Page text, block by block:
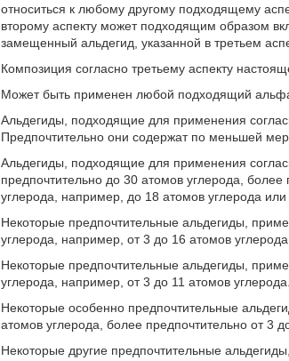
относиться к любому другому подходящему
второму аспекту может подходящим образом
замещенный альдегид, указанной в третьем
Композиция согласно третьему аспекту
Может быть применен любой подходящий
Альдегиды, подходящие для применения
Предпочтительно они содержат по меньшей
Альдегиды, подходящие для применения
предпочтительно до 30 атомов углерода,
углерода, например, до 18 атомов углерода или
Некоторые предпочтительные альдегиды,
углерода, например, от 3 до 16 атомов углерода.
Некоторые предпочтительные альдегиды,
углерода, например, от 3 до 11 атомов углерода.
Некоторые особенно предпочтительные
атомов углерода, более предпочтительно от 3
Некоторые другие предпочтительные